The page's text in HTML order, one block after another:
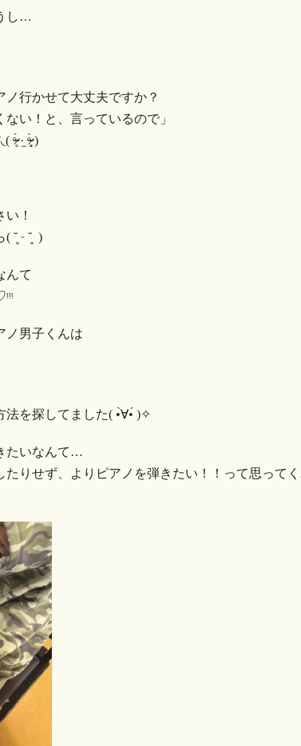
し…
ノ行かせて大丈夫ですか？
い！と、言っているので」
ᵒ̴̶̷̥́ ·̫ ᵒ̴̶̷̣̥̀ )
！
˘͈ ᵕ ˘͈ )
んて
ノ男子くんは
法を探してました( •̀∀︎•́ )✧︎
たいなんて…
たりせず、よりピアノを弾きたい！！って思って